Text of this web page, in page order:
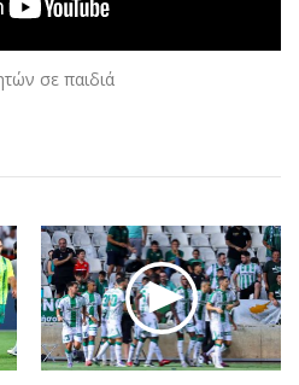
Geek
Νέα
Κινητά-tablets
Πολιτική
Οικονομία
Γενικά
Αναδρομές
Πρόσωπα
σε παιδιά